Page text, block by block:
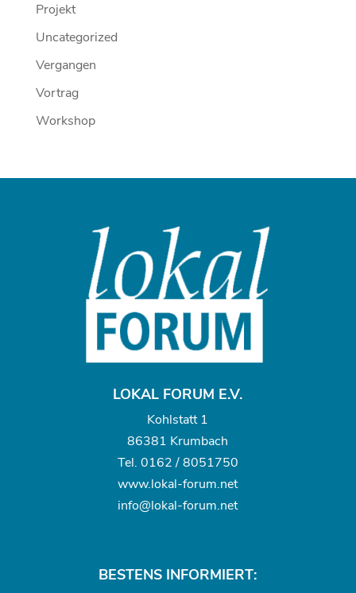
Projekt
Uncategorized
Vergangen
Vortrag
Workshop
LOKAL FORUM E.V.
Kohlstatt 1
86381 Krumbach
Tel. 0162 / 8051750
www.lokal-forum.net
info@lokal-forum.net
BESTENS INFORMIERT: